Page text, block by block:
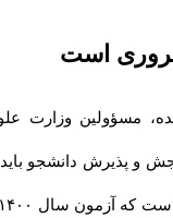
مورد ذکر شده، مسؤولین وزارت علوم،
دانشجو باید به
مساعدت داوطلبان نظام قدیم بشتابند. ضروری است که آزمون سال ۱۴۰۰ را